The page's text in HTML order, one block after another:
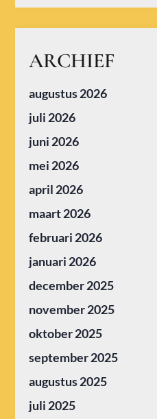
ARCHIEF
augustus 2026
juli 2026
juni 2026
mei 2026
april 2026
maart 2026
februari 2026
januari 2026
december 2025
november 2025
oktober 2025
september 2025
augustus 2025
juli 2025